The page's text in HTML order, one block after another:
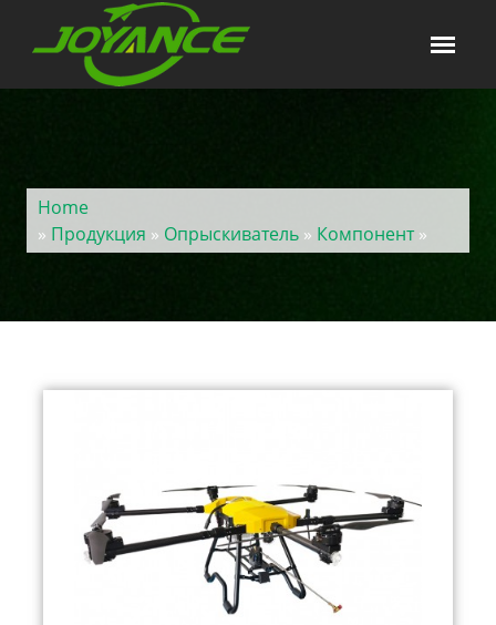
Home
» Продукция » Опрыскиватель» Компонент»